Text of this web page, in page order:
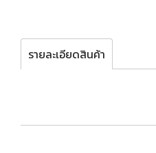
รายละเอียดสินค้า